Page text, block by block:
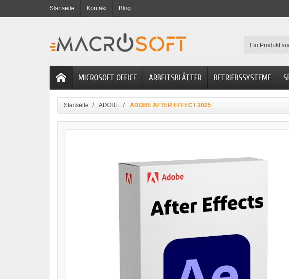
Startseite Kontakt Blog
MICROSOFT OFFICE ARBEITSBLÄTTER BETRIEBSSYSTEME
Startseite ADOBE ADOBE AFTER EFFECT 2025